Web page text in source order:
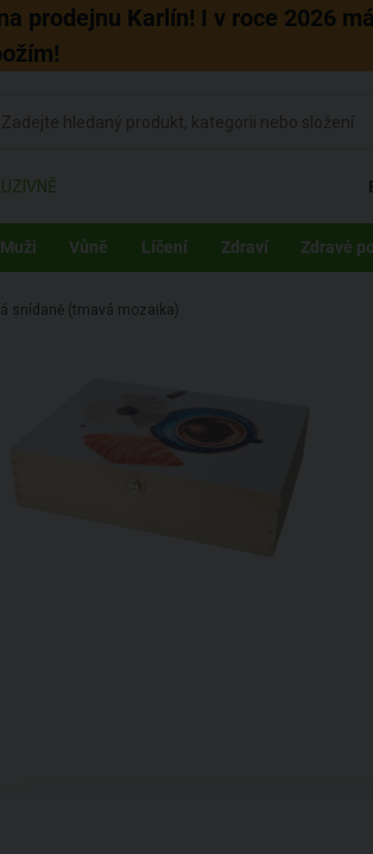
prodejnu Karlín! I v roce 2026
Muži Vůně Líčení Zdraví Zdravé
snídaně (tmavá mozaika)